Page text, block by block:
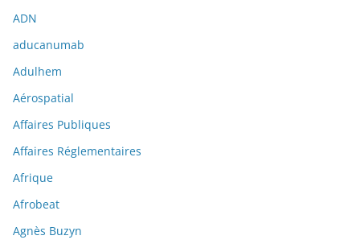
ADN
aducanumab
Adulhem
Aérospatial
Affaires Publiques
Affaires Réglementaires
Afrique
Afrobeat
Agnès Buzyn